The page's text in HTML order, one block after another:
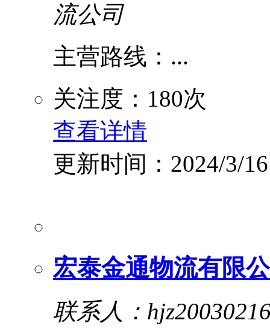
流公司
主营路线：...
关注度：180次
查看详情
更新时间：2024/3/16
宏泰金通物流有限
联系人：